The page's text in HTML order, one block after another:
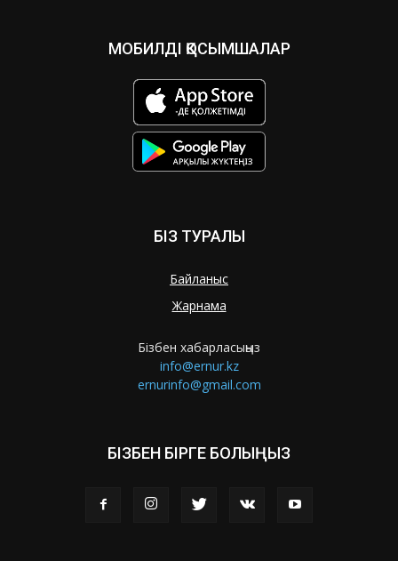
МОБИЛДІ ҚОСЫМШАЛАР
БІЗ ТУРАЛЫ
Байланыс
Жарнама
Бізбен хабарласыңыз
info@ernur.kz
ernurinfo@gmail.com
БІЗБЕН БІРГЕ БОЛЫҢЫЗ